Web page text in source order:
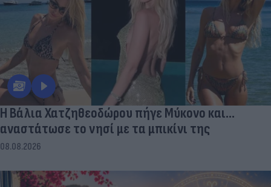
Η Βάλια Χατζηθεοδώρου πήγε Μύκονο και...
αναστάτωσε το νησί με τα μπικίνι της
08.08.2026